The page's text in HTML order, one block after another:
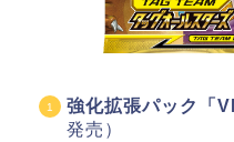
強化拡張パック「
発売）